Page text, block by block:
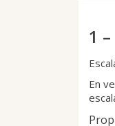
1
En